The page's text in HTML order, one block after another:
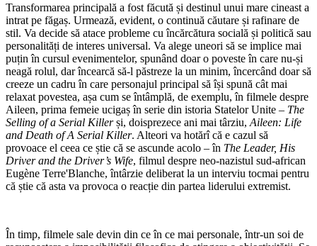
Transformarea principală a fost făcută și destinul unui mare cineast a
intrat pe făgaș. Urmează, evident, o continuă căutare și rafinare de
stil. Va decide să atace probleme cu încărcătura socială și politică sau
personalități de interes universal. Va alege uneori să se implice mai
puțin în cursul evenimentelor, spunând doar o poveste în care nu-și
neagă rolul, dar încearcă să-l păstreze la un minim, încercând doar să
creeze un cadru în care personajul principal să își spună cât mai
relaxat povestea, așa cum se întâmplă, de exemplu, în filmele despre
Aileen, prima femeie ucigaș în serie din istoria Statelor Unite – The
Selling of a Serial Killerși, doisprezece ani mai târziu, Aileen: Life
and Death of A Serial Killer. Alteori va hotărî că e cazul să
provoace el ceea ce știe că se ascunde acolo – în The Leader, His
Driver and the Driver’s Wife, filmul despre neo-nazistul sud-african
Eugène Terre'Blanche, întârzie deliberat la un interviu tocmai pentru
că știe că asta va provoca o reacție din partea liderului extremist.
În timp, filmele sale devin din ce în ce mai personale, într-un soi de